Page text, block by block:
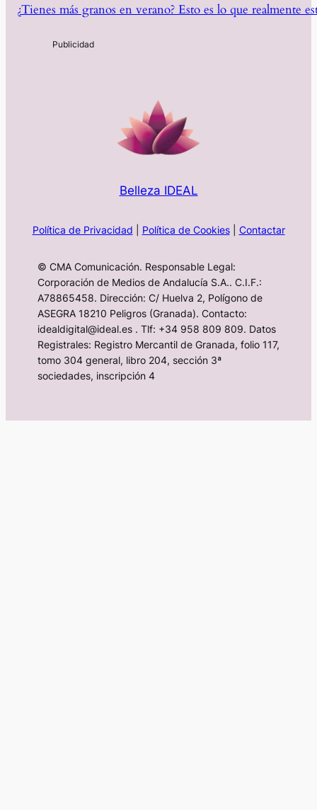
¿Tienes más granos en verano? Esto es lo que realmente
Belleza IDEAL
Política de Privacidad Política de Cookies| Contactar
© CMA Comunicación. Responsable Legal:
Corporación de Medios de Andalucía S.A.. C.I.F.:
A78865458. Dirección: C/ Huelva 2, Polígono de
ASEGRA 18210 Peligros (Granada). Contacto:
idealdigital@ideal.es . Tlf: +34 958 809 809. Datos
Registrales: Registro Mercantil de Granada, folio 117,
tomo 304 general, libro 204, sección 3ª
sociedades, inscripción 4